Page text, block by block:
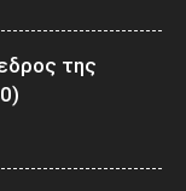
της